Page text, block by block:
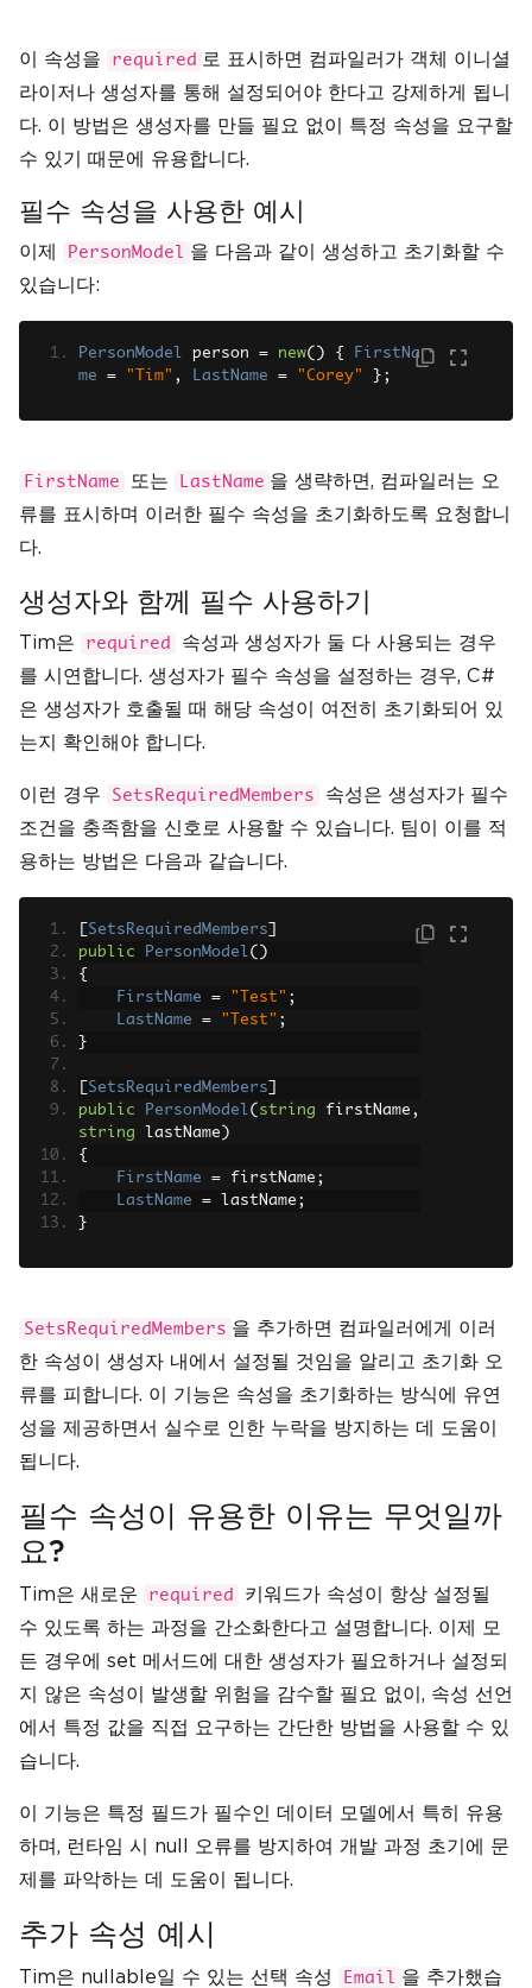
이 속성을 required 로 표시하면 컴파일러가 객체 이니셜
라이저나 생성자를 통해 설정되어야 한다고 강제하게 됩니
다. 이 방법은 생성자를 만들 필요 없이 특정 속성을 요구할
수 있기 때문에 유용합니다.
필수 속성을 사용한 예시
이제 PersonModel 을 다음과 같이 생성하고 초기화할 수
있습니다:
PersonModel person = new() {
FirstNa
me
= "Tim" , LastName = "Corey" };
FirstName 또는 LastName 을 생략하면, 컴파일러는 오
류를 표시하며 이러한 필수 속성을 초기화하도록 요청합니
다.
생성자와 함께 필수 사용하기
Tim은 required
속성과 생성자가 둘 다 사용되는 경우
를 시연합니다. 생성자가 필수 속성을 설정하는 경우, C#
은 생성자가 호출될 때 해당 속성이 여전히 초기화되어 있
는지 확인해야 합니다.
이런 경우 SetsRequiredMembers
속성은 생성자가 필수
조건을 충족함을 신호로 사용할 수 있습니다. 팀이 이를 적
용하는 방법은 다음과 같습니다.
SetsRequiredMembers
public
PersonModel()
{
FirstName
= "Test" ;
LastName
= "Test" ;
}
SetsRequiredMembers
public
PersonModel( string firstName ,
string lastName )
{
FirstName
= firstName ;
LastName
= lastName ;
}
SetsRequiredMembers 을 추가하면 컴파일러에게 이러
한 속성이 생성자 내에서 설정될 것임을 알리고 초기화 오
류를 피합니다. 이 기능은 속성을 초기화하는 방식에 유연
성을 제공하면서 실수로 인한 누락을 방지하는 데 도움이
됩니다.
필수 속성이 유용한 이유는 무엇일까
요?
Tim은 새로운 required
키워드가 속성이 항상 설정될
수 있도록 하는 과정을 간소화한다고 설명합니다. 이제 모
든 경우에 set 메서드에 대한 생성자가 필요하거나 설정되
지 않은 속성이 발생할 위험을 감수할 필요 없이, 속성 선언
에서 특정 값을 직접 요구하는 간단한 방법을 사용할 수 있
습니다.
이 기능은 특정 필드가 필수인 데이터 모델에서 특히 유용
하며, 런타임 시 null 오류를 방지하여 개발 과정 초기에 문
제를 파악하는 데 도움이 됩니다.
추가 속성 예시
Tim은 nullable일 수 있는 선택 속성 Email 을 추가했습